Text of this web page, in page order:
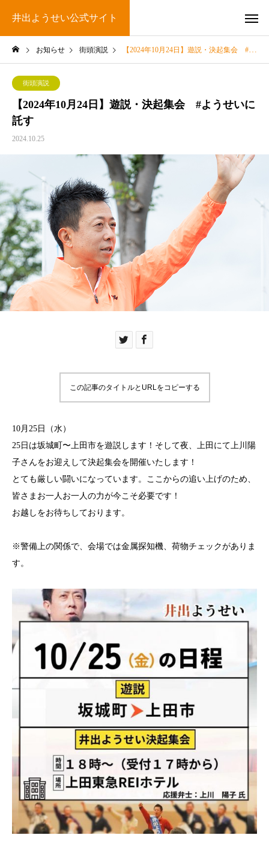
井出ようせい公式サイト
お知らせ 街頭演説 【2024年10月24日】遊説・決起集会 #ようせいに託す
街頭演説
【2024年10月24日】遊説・決起集会 #ようせいに
託す
2024.10.25
この記事のタイトルとURLをコピーする
10月25日（水）
25日は坂城町〜上田市を遊説します！そして夜、上田にて上川陽
子さんをお迎えして決起集会を開催いたします！
とても厳しい闘いになっています。ここからの追い上げのため、
皆さまお一人お一人の力が今こそ必要です！
お越しをお待ちしております。
※警備上の関係で、会場では金属探知機、荷物チェックがありま
す。